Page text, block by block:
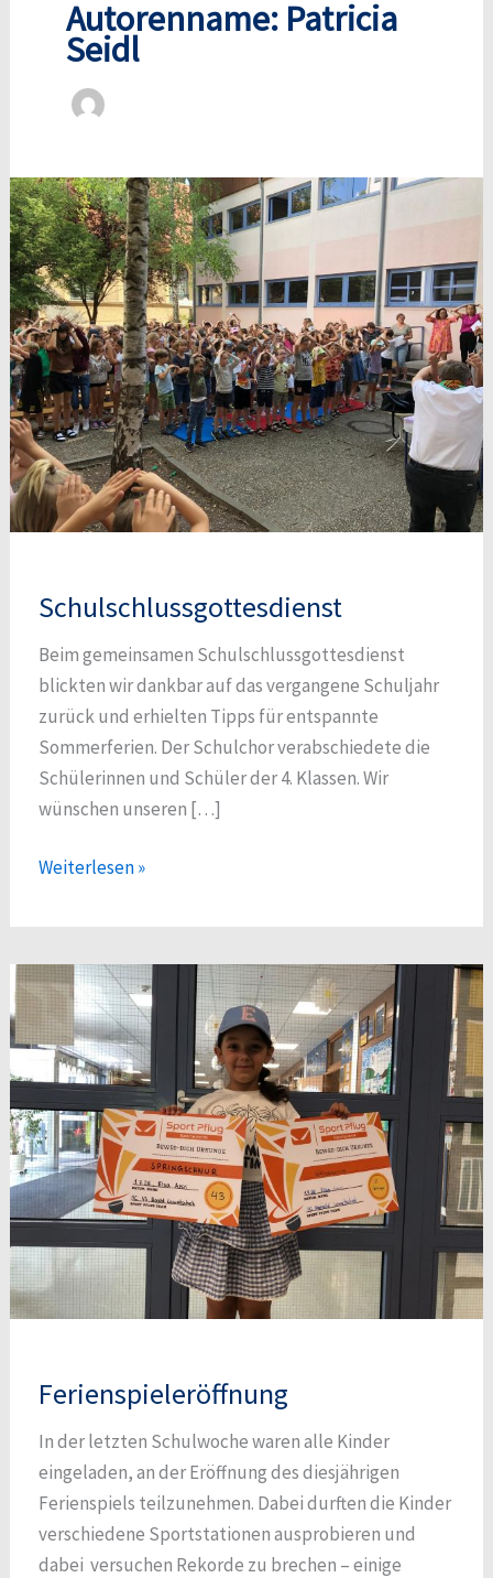
Autorenname: Patricia
Seidl
Schulschlussgottesdienst
Beim gemeinsamen Schulschlussgottesdienst
blickten wir dankbar auf das vergangene Schuljahr
zurück und erhielten Tipps für entspannte
Sommerferien. Der Schulchor verabschiedete die
Schülerinnen und Schüler der 4. Klassen. Wir
wünschen unseren […]
Schulschlussgottesdienst
Weiterlesen »
Ferienspieleröffnung
In der letzten Schulwoche waren alle Kinder
eingeladen, an der Eröffnung des diesjährigen
Ferienspiels teilzunehmen. Dabei durften die Kinder
verschiedene Sportstationen ausprobieren und
dabei versuchen Rekorde zu brechen – einige